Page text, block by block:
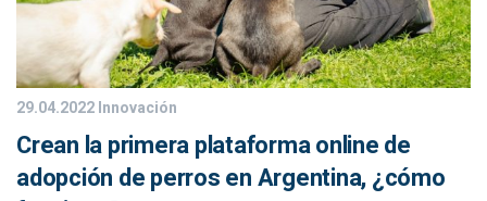
29.04.2022Innovación
Crean la primera plataforma online de
adopción de perros en Argentina, ¿cómo